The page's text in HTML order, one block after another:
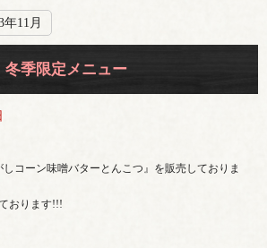
年11月
冬季限定メニュー
コーン味噌バターとんこつ』を販売しておりま
おります!!!